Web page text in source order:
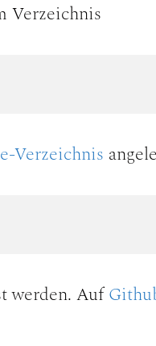
Verzeichnis
Verzeichnis
werden. Auf